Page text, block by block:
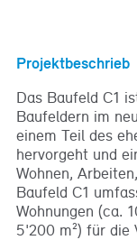
Projektbeschrieb
Das Baufeld C1
Baufeldern im
einem Teil des
hervorgeht und
Wohnen,
Baufeld C1
Wohnungen (ca.
5'200 m²) für die